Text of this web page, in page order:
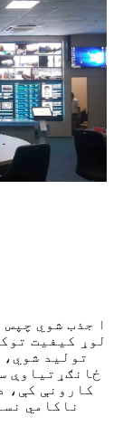
لوړ کیفیت
تولید
ځانګړتیاوې
کارونې کې،
ناکامي